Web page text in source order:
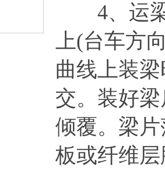
4、运梁
上(台车方
曲线上装
交。装好
倾覆。梁
板或纤维